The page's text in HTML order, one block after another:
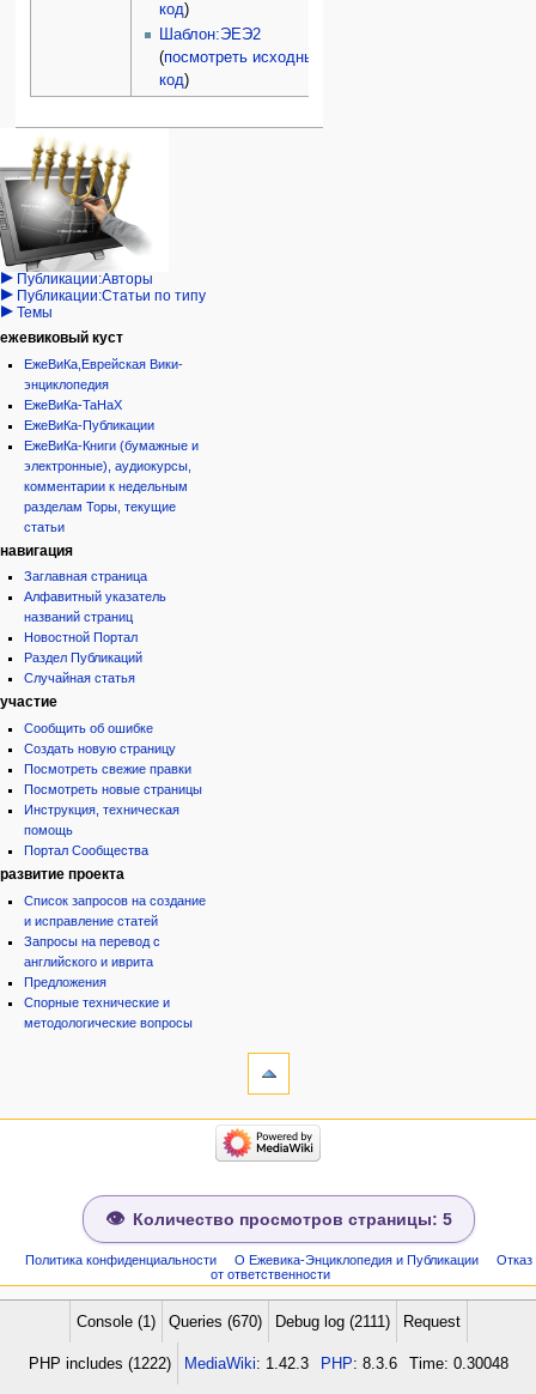
код)
Шаблон:ЭЕЭ2
(посмотреть исходный
код)
Навигация
персональные инструменты
войти
запрос
учётной
записи
категории
Израиль:Страна и
государство
Иудаизм
Народ
Проекты
Проекты/Участники/
дополнения
Публикации:Авторы
Публикации:Статьи по типу
Темы
ежевиковый куст
ЕжеВиКа,Еврейская Вики-
энциклопедия
ЕжеВиКа-ТаНаХ
ЕжеВиКа-Публикации
ЕжеВиКа-Книги (бумажные и
электронные), аудиокурсы,
комментарии к недельным
разделам Торы, текущие
статьи
навигация
Заглавная страница
Алфавитный указатель
названий страниц
Новостной Портал
Раздел Публикаций
Случайная статья
участие
Сообщить об ошибке
Создать новую страницу
Посмотреть свежие правки
Посмотреть новые страницы
Инструкция, техническая
помощь
Портал Сообщества
развитие проекта
Список запросов на создание
и исправление статей
Запросы на перевод с
английского и иврита
Предложения
Спорные технические и
методологические вопросы
о странице
категории
Проекты/Участники/
Публикации:Авторы
ежевиковый куст
ЕжеВиКа,Еврейская Вики-
энциклопедия
Количество просмотров страницы: 5
Политика конфиденциальности О Ежевика-Энциклопедия и Публикации
Отказ
от ответственности
Console (1) Queries (670) Debug log (2111) Request
PHP includes (1222) MediaWiki: 1.42.3 PHP: 8.3.6 Time: 0.30048